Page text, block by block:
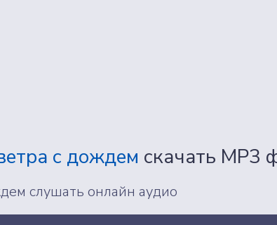
с дождем скачать MP3
слушать онлайн аудио